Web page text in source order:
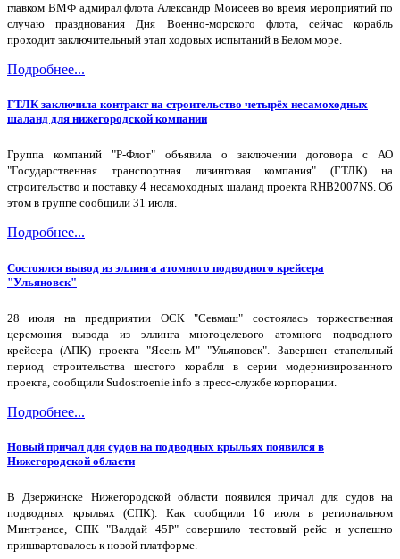
главком ВМФ адмирал флота Александр Моисеев во время мероприятий по
случаю празднования Дня Военно-морского флота, сейчас корабль
проходит заключительный этап ходовых испытаний в Белом море.
Подробнее...
ГТЛК заключила контракт на строительство четырёх несамоходных
шаланд для нижегородской компании
Группа компаний "Р-Флот" объявила о заключении договора с АО
"Государственная транспортная лизинговая компания" (ГТЛК) на
строительство и поставку 4 несамоходных шаланд проекта RHB2007NS. Об
этом в группе сообщили 31 июля.
Подробнее...
Состоялся вывод из эллинга атомного подводного крейсера
"Ульяновск"
28 июля на предприятии ОСК "Севмаш" состоялась торжественная
церемония вывода из эллинга многоцелевого атомного подводного
крейсера (АПК) проекта "Ясень-М" "Ульяновск". Завершен стапельный
период строительства шестого корабля в серии модернизированного
проекта, сообщили Sudostroenie.info в пресс-службе корпорации.
Подробнее...
Новый причал для судов на подводных крыльях появился в
Нижегородской области
В Дзержинске Нижегородской области появился причал для судов на
подводных крыльях (СПК). Как сообщили 16 июля в региональном
Минтрансе, СПК "Валдай 45Р" совершило тестовый рейс и успешно
пришвартовалось к новой платформе.